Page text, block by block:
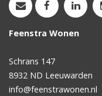
Feenstra Wonen
Schrans 147
8932 ND Leeuwarden
info@feenstrawonen.nl